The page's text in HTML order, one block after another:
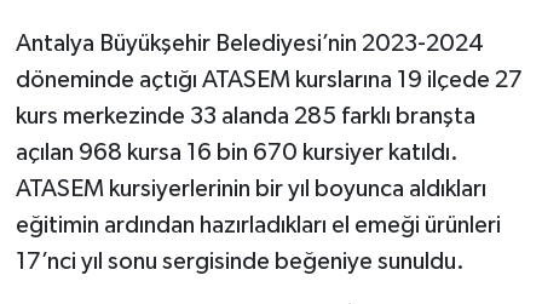
Antalya Büyükşehir Belediyesi’nin 2023-2024
döneminde açtığı ATASEM kurslarına 19 ilçede 27
kurs merkezinde 33 alanda 285 farklı branşta
açılan 968 kursa 16 bin 670 kursiyer katıldı.
ATASEM kursiyerlerinin bir yıl boyunca aldıkları
eğitimin ardından hazırladıkları el emeği ürünleri
17’nci yıl sonu sergisinde beğeniye sunuldu.